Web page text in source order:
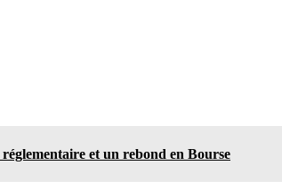
et un rebond en Bourse